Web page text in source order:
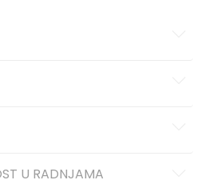
U RADNJAMA